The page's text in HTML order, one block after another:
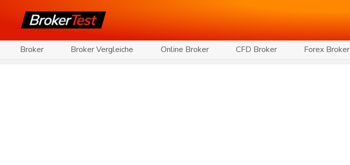
Broker Broker Vergleiche Online Broker CFD Broker Forex Broker